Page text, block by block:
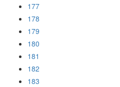
177
178
179
180
181
182
183